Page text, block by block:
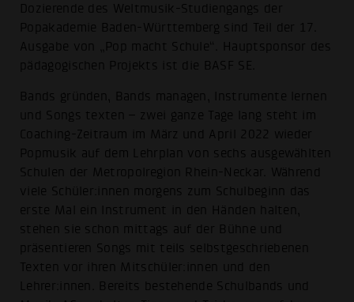
Dozierende des Weltmusik-Studiengangs der
Popakademie Baden-Württemberg sind Teil der 17.
Ausgabe von „Pop macht Schule“. Hauptsponsor des
pädagogischen Projekts ist die BASF SE.
Bands gründen, Bands managen, Instrumente lernen
und Songs texten – zwei ganze Tage lang steht im
Coaching-Zeitraum im März und April 2022 wieder
Popmusik auf dem Lehrplan von sechs ausgewählten
Schulen der Metropolregion Rhein-Neckar. Während
viele Schüler:innen morgens zum Schulbeginn das
erste Mal ein Instrument in den Händen halten,
stehen sie schon mittags auf der Bühne und
präsentieren Songs mit teils selbstgeschriebenen
Texten vor ihren Mitschüler:innen und den
Lehrer:innen. Bereits bestehende Schulbands und